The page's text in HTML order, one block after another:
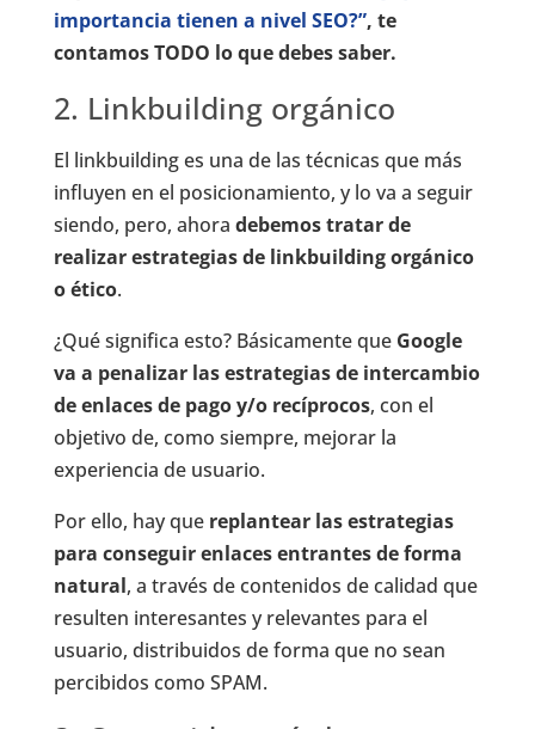
importancia tienen a nivel SEO?”, te
contamos TODO lo que debes saber.
2. Linkbuilding orgánico
El linkbuilding es una de las técnicas que más
influyen en el posicionamiento, y lo va a seguir
siendo, pero, ahora debemos tratar de
realizar estrategias de linkbuilding orgánico
o ético.
¿Qué significa esto? Básicamente que Google
va a penalizar las estrategias de intercambio
de enlaces de pago y/o recíprocos, con el
objetivo de, como siempre, mejorar la
experiencia de usuario.
Por ello, hay que replantear las estrategias
para conseguir enlaces entrantes de forma
natural, a través de contenidos de calidad que
resulten interesantes y relevantes para el
usuario, distribuidos de forma que no sean
percibidos como SPAM.